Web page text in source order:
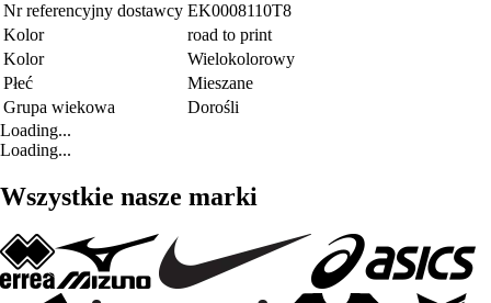
Nr referencyjny dostawcy EK0008110T8
Kolor
road to print
Kolor
Wielokolorowy
Płeć
Mieszane
Grupa wiekowa
Dorośli
Loading...
Loading...
Wszystkie nasze marki